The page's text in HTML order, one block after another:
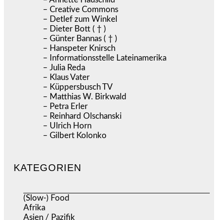
– Creative Commons
– Detlef zum Winkel
– Dieter Bott ( † )
– Günter Bannas ( † )
– Hanspeter Knirsch
– Informationsstelle Lateinamerika
– Julia Reda
– Klaus Vater
– Küppersbusch TV
– Matthias W. Birkwald
– Petra Erler
– Reinhard Olschanski
– Ulrich Horn
– Gilbert Kolonko
KATEGORIEN
(Slow-) Food
Afrika
Asien / Pazifik